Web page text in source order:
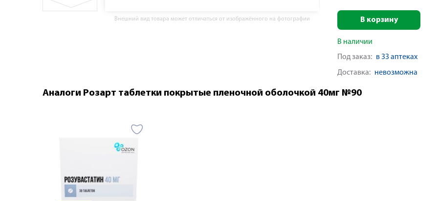
Внешний вид товара может отличаться от изображённого на фотографии В корзину
В наличии
Под заказ: в 33 аптеках
Доставка: невозможна
Аналоги Розарт таблетки покрытые пленочной оболочкой 40мг №90